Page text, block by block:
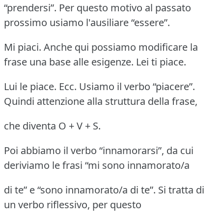
“prendersi”. Per questo motivo al passato
prossimo usiamo l'ausiliare “essere”.
Mi piaci. Anche qui possiamo modificare la
frase una base alle esigenze. Lei ti piace.
Lui le piace. Ecc. Usiamo il verbo “piacere”.
Quindi attenzione alla struttura della frase,
che diventa O + V + S.
Poi abbiamo il verbo “innamorarsi”, da cui
deriviamo le frasi “mi sono innamorato/a
di te” e “sono innamorato/a di te”. Si tratta di
un verbo riflessivo, per questo